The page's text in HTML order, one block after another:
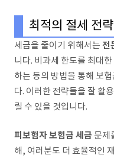
최적의 절세 전략
세금을 줄이기 위해서는 전
니다. 비과세 한도를 최대
하는 등의 방법을 통해 보
다. 이러한 전략들을 잘 활
릴 수 있을 것입니다.
피보험자 보험금 세금 문제
해, 여러분도 더 효율적인